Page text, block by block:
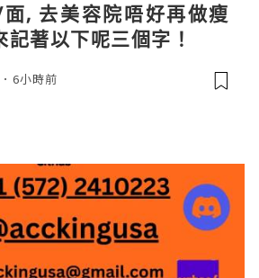
, 去美容院唔好再做瘦
著以下呢三個字！
6小時前